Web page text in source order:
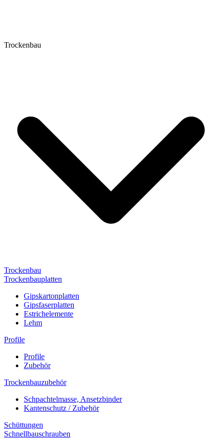
Trockenbau
Trockenbau
Trockenbauplatten
Gipskartonplatten
Gipsfaserplatten
Estrichelemente
Lehm
Profile
Profile
Zubehör
Trockenbauzubehör
Schpachtelmasse, Ansetzbinder
Kantenschutz / Zubehör
Schüttungen
Schnellbauschrauben